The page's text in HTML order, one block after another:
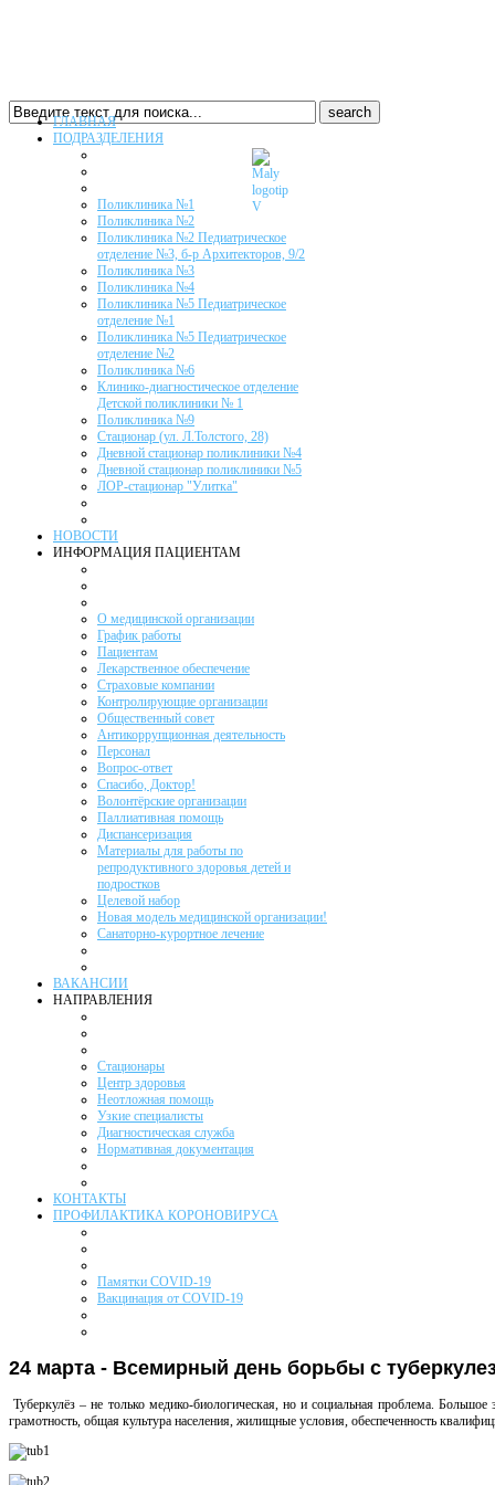
ГЛАВНАЯ
ПОДРАЗДЕЛЕНИЯ
Поликлиника №1
Поликлиника №2
Поликлиника №2 Педиатрическое
отделение №3, б-р Архитекторов, 9/2
Поликлиника №3
Поликлиника №4
Поликлиника №5 Педиатрическое
отделение №1
Поликлиника №5 Педиатрическое
отделение №2
Поликлиника №6
Клинико-диагностическое отделение
Детской поликлиники № 1
Поликлиника №9
Стационар (ул. Л.Толстого, 28)
Дневной стационар поликлиники №4
Дневной стационар поликлиники №5
ЛОР-стационар "Улитка"
НОВОСТИ
ИНФОРМАЦИЯ ПАЦИЕНТАМ
О медицинской организации
График работы
Пациентам
Лекарственное обеспечение
Страховые компании
Контролирующие организации
Общественный совет
Антикоррупционная деятельность
Персонал
Вопрос-ответ
Спасибо, Доктор!
Волонтёрские организации
Паллиативная помощь
Диспансеризация
Материалы для работы по
репродуктивного здоровья детей и
подростков
Целевой набор
Новая модель медицинской организации!
Санаторно-курортное лечение
ВАКАНСИИ
НАПРАВЛЕНИЯ
Стационары
Центр здоровья
Неотложная помощь
Узкие специалисты
Диагностическая служба
Нормативная документация
КОНТАКТЫ
ПРОФИЛАКТИКА КОРОНОВИРУСА
Памятки COVID-19
Вакцинация от COVID-19
24 марта - Всемирный день борьбы с
Туберкулёз – не только медико-биологическая, но и социальная проблема.
грамотность, общая культура населения, жилищные условия, обеспеченность